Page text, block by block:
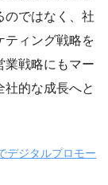
のではなく、社
ティング戦略を
業戦略にもマー
的な成長へと
デジタルプロモー